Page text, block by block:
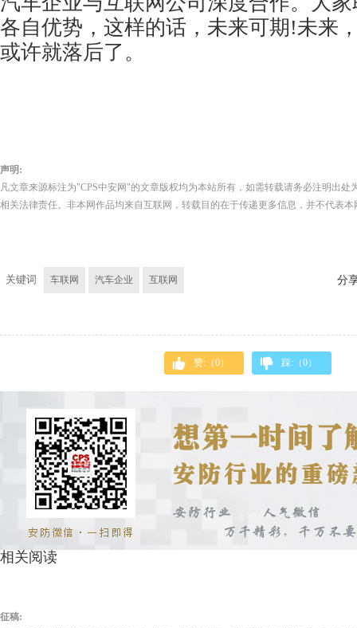
各自优势，这样的话，未来可期!未来
或许就落后了。
声明:
凡文章来源标注为"CPS中安网"的文章版权均为本站所有，如需转载请务必注明出处
相关法律责任。非本网作品均来自互联网，转载目的在于传递更多信息，并不代表
关键词 车联网 汽车企业 互联网 分
赞:（0） 踩:（0）
相关阅读
征稿: